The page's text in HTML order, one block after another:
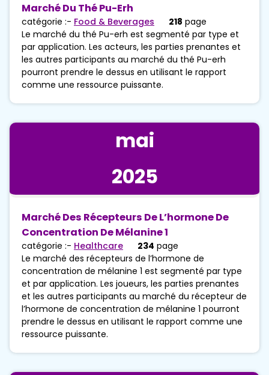
Marché Du Thé Pu-Erh
catégorie :- Food & Beverages 218 page
Le marché du thé Pu-erh est segmenté par type et
par application. Les acteurs, les parties prenantes et
les autres participants au marché du thé Pu-erh
pourront prendre le dessus en utilisant le rapport
comme une ressource puissante.
mai
2025
Marché Des Récepteurs De L’hormone De
Concentration De Mélanine 1
catégorie :- Healthcare 234 page
Le marché des récepteurs de l’hormone de
concentration de mélanine 1 est segmenté par type
et par application. Les joueurs, les parties prenantes
et les autres participants au marché du récepteur de
l’hormone de concentration de mélanine 1 pourront
prendre le dessus en utilisant le rapport comme une
ressource puissante.